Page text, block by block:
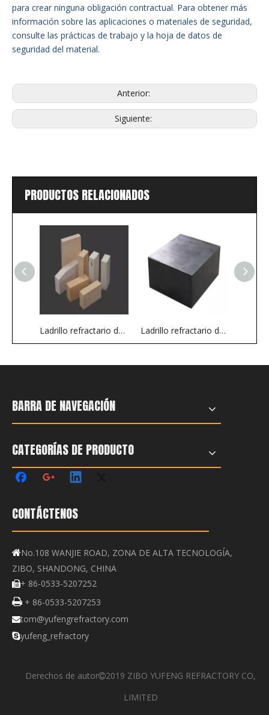
para crear ninguna obligación contractual. Para obtener más
información sobre las aplicaciones o materiales de seguridad,
consulte las prácticas de trabajo y la hoja de datos de
seguridad del material.
Anterior:
Siguiente:
PRODUCTOS RELACIONADOS
Ladrillo refractario de alta alúmina y arcilla refractaria para horno industrial Ladrillo refractario de óxido de cromo Ultra Desne para hornos de vidrio electrónico
BARRA DE NAVEGACIÓN
CATEGORÍAS DE PRODUCTO
CONTÁCTENOS
No.108 WANJIE ROAD, ZONA DE ALTA TECNOLOGÍA,
ZIBO, SHANDONG, CHINA
+ 86-0533-5207252
 + 86-0533-5207253
tom@yufengrefractory.com
yufeng_refractory
Derechos de autor2019 ZIBO YUFENG REFRACTORY CO,
LIMITED